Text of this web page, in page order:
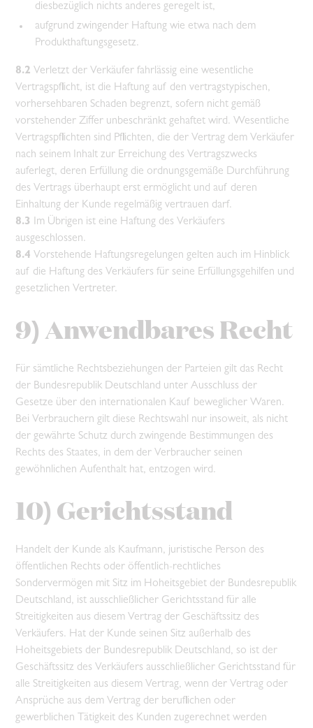
diesbezüglich nichts anderes geregelt ist,
aufgrund zwingender Haftung wie etwa nach dem
Produkthaftungsgesetz.
8.2 Verletzt der Verkäufer fahrlässig eine wesentliche
Vertragspflicht, ist die Haftung auf den vertragstypischen,
vorhersehbaren Schaden begrenzt, sofern nicht gemäß
vorstehender Ziffer unbeschränkt gehaftet wird. Wesentliche
Vertragspflichten sind Pflichten, die der Vertrag dem Verkäufer
nach seinem Inhalt zur Erreichung des Vertragszwecks
auferlegt, deren Erfüllung die ordnungsgemäße Durchführung
des Vertrags überhaupt erst ermöglicht und auf deren
Einhaltung der Kunde regelmäßig vertrauen darf.
8.3 Im Übrigen ist eine Haftung des Verkäufers
ausgeschlossen.
8.4 Vorstehende Haftungsregelungen gelten auch im Hinblick
auf die Haftung des Verkäufers für seine Erfüllungsgehilfen und
gesetzlichen Vertreter.
9) Anwendbares Recht
Für sämtliche Rechtsbeziehungen der Parteien gilt das Recht
der Bundesrepublik Deutschland unter Ausschluss der
Gesetze über den internationalen Kauf beweglicher Waren.
Bei Verbrauchern gilt diese Rechtswahl nur insoweit, als nicht
der gewährte Schutz durch zwingende Bestimmungen des
Rechts des Staates, in dem der Verbraucher seinen
gewöhnlichen Aufenthalt hat, entzogen wird.
10) Gerichtsstand
Handelt der Kunde als Kaufmann, juristische Person des
öffentlichen Rechts oder öffentlich-rechtliches
Sondervermögen mit Sitz im Hoheitsgebiet der Bundesrepublik
Deutschland, ist ausschließlicher Gerichtsstand für alle
Streitigkeiten aus diesem Vertrag der Geschäftssitz des
Verkäufers. Hat der Kunde seinen Sitz außerhalb des
Hoheitsgebiets der Bundesrepublik Deutschland, so ist der
Geschäftssitz des Verkäufers ausschließlicher Gerichtsstand für
alle Streitigkeiten aus diesem Vertrag, wenn der Vertrag oder
Ansprüche aus dem Vertrag der beruflichen oder
gewerblichen Tätigkeit des Kunden zugerechnet werden